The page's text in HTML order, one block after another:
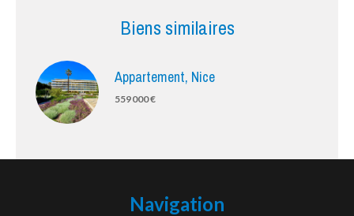
Biens similaires
Appartement, Nice
559 000 €
Navigation